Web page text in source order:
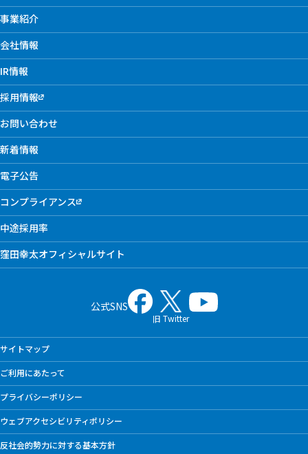
事業紹介
会社情報
IR情報
採用情報
お問い合わせ
新着情報
電子公告
コンプライアンス
中途採用率
窪田幸太オフィシャルサイト
公式SNS
旧 Twitter
サイトマップ
ご利用にあたって
プライバシーポリシー
ウェブアクセシビリティポリシー
反社会的勢力に対する基本方針